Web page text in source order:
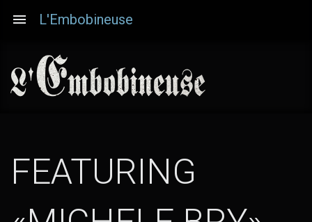
principal
L'Embobineuse
FEATURING